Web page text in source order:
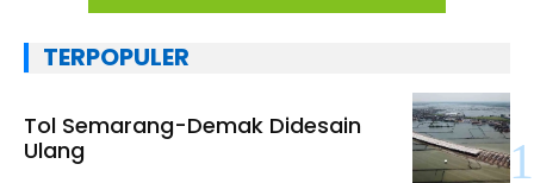
TERPOPULER
Tol Semarang-Demak Didesain
Ulang